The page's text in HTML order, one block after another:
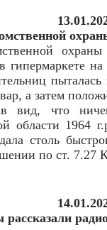
а затем
что
области 1964
столь
по ст.